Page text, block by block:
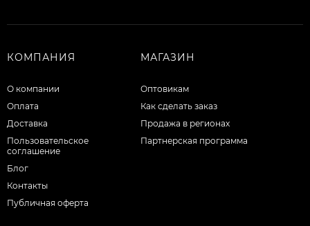
КОМПАНИЯ
О компании
Оплата
Доставка
Пользовательское
соглашение
Блог
Контакты
Публичная оферта
МАГАЗИН
Оптовикам
Как сделать заказ
Продажа в регионах
Партнерская программа